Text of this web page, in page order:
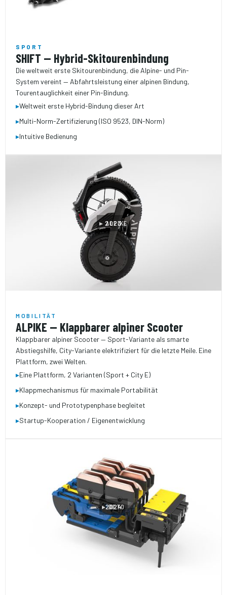
SPORT
SHIFT — Hybrid-Skitourenbindung
Die weltweit erste Skitouren­bindung, die Alpine- und Pin-
System vereint — Abfahrtsleistung einer alpinen Bindung,
Tourentauglichkeit einer Pin-Bindung.
▸Weltweit erste Hybrid-Bindung dieser Art
▸Multi-Norm-Zertifizierung (ISO 9523, DIN-Norm)
▸Intuitive Bedienung
▸ ALPIKE
2023
MOBILITÄT
ALPIKE — Klappbarer alpiner Scooter
Klappbarer alpiner Scooter — Sport-Variante als smarte
Abstiegshilfe, City-Variante elektrifiziert für die letzte Meile. Eine
Plattform, zwei Welten.
▸Eine Plattform, 2 Varianten (Sport + City E)
▸Klappmechanismus für maximale Portabilität
▸Konzept- und Prototypenphase begleitet
▸Startup-Kooperation / Eigenentwicklung
▸ DETO
2024